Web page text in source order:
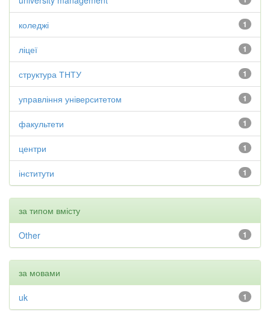
1
коледжі
1
ліцеї
1
структура ТНТУ
1
управління університетом
1
факультети
1
центри
1
інститути
за типом вмісту
1
Other
за мовами
1
uk